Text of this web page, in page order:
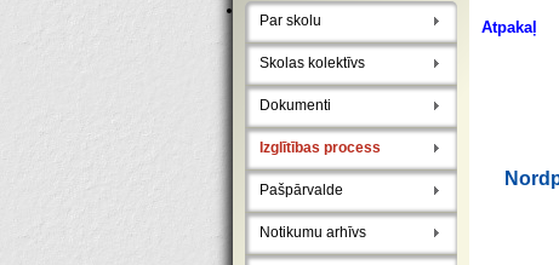
Par skolu
Skolas kolektīvs
Dokumenti
Izglītības process
Pašpārvalde
Notikumu arhīvs
Atpakaļ